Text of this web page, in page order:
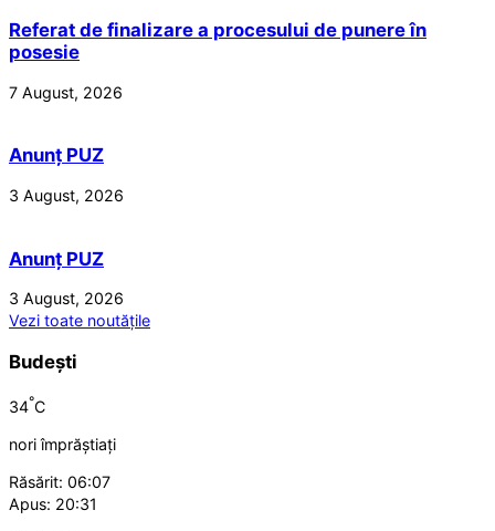
Referat de finalizare a procesului de punere în
posesie
7 August, 2026
Anunț PUZ
3 August, 2026
Anunț PUZ
3 August, 2026
Vezi toate noutățile
Budești
34°C
nori împrăștiați
Răsărit: 06:07
Apus: 20:31